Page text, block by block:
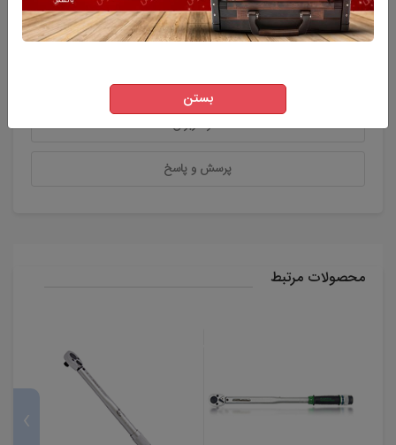
توضیحات
ویژگی های اصلی محصول
نظر کاربران
پرسش و پاسخ
محصولات مرتبط
›
بستن